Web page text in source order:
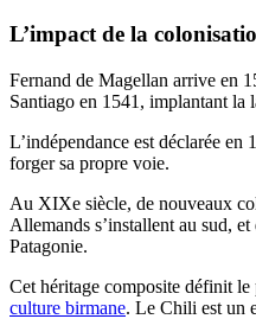
L’impact de la
Fernand de Magellan arrive en
Santiago en 1541, implantant la
L’indépendance est déclarée en
forger sa propre voie.
Au XIXe siècle, de nouveaux
Allemands s’installent au sud,
Patagonie.
Cet héritage composite définit
culture birmane. Le Chili est un